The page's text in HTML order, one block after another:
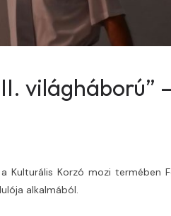
világháború”
a Kulturális Korzó mozi
alkalmából.